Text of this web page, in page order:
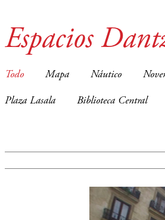
Espacios
Todo Mapa Náutico
Plaza Lasala Biblioteca Central